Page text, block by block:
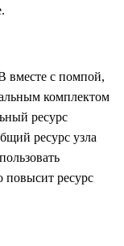
вместе с помпой,
комплектом
ресурс
ресурс узла
повысит ресурс